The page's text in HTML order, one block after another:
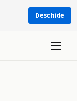
Deschide